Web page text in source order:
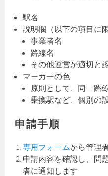
駅名
説明欄（以下の項目に限
事業者名
路線名
その他運営が適切と
マーカーの色
原則として、同一路
乗換駅など、個別の
申請手順
専用フォームから管理
申請内容を確認し、問
者に通知します